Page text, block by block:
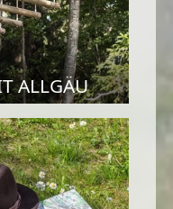
ALLGÄU